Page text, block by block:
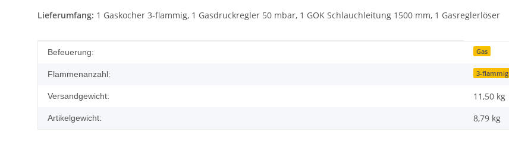
Lieferumfang: 1 Gaskocher 3-flammig, 1 Gasdruckregler 50 mbar, 1 GOK Schlauchleitung 1500 mm, 1 Gasreglerlöser
Produkteigenschaft
Wert
Befeuerung: Gas
Flammenanzahl: 3-flammig
Versandgewicht: 11,50 kg
Artikelgewicht: 8,79 kg